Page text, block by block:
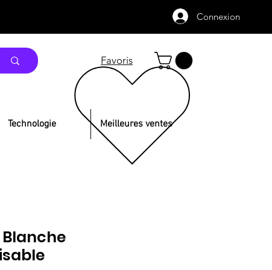
Connexion
Favoris
Technologie Meilleures ventes
Blanche